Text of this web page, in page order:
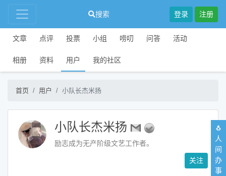
搜索 登录 注册
文章 点评 投票 小组 唠叨 问答 活动
相册 资料 用户 我的社区
首页 用户 小队长杰米扬
小队长杰米扬
励志成为无产阶级文艺工作者。
关注
🐧
人
间
办
事